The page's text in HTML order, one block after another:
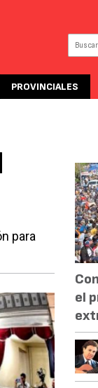
PROVINCIALES
para
el